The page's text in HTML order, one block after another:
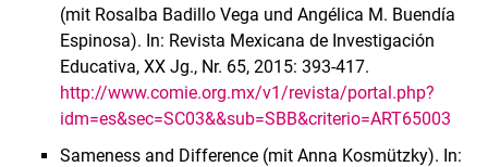
(mit Rosalba Badillo Vega und Angélica M. Buendía
Espinosa). In: Revista Mexicana de Investigación
Educativa, XX Jg., Nr. 65, 2015: 393-417.
http://www.comie.org.mx/v1/revista/portal.php?
idm=es&sec=SC03&&sub=SBB&criterio=ART65003
Sameness and Difference (mit Anna Kosmützky). In: